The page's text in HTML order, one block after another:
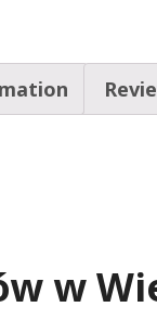
w